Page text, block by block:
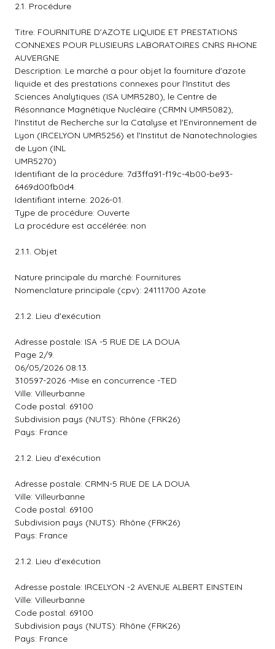
2.1. Procédure
Titre: FOURNITURE D'AZOTE LIQUIDE ET PRESTATIONS
CONNEXES POUR PLUSIEURS LABORATOIRES CNRS RHONE
AUVERGNE
Description: Le marché a pour objet la fourniture d'azote
liquide et des prestations connexes pour l'Institut des
Sciences Analytiques (ISA UMR5280), le Centre de
Résonnance Magnétique Nucléaire (CRMN UMR5082),
l'Institut de Recherche sur la Catalyse et l'Environnement de
Lyon (IRCELYON UMR5256) et l'Institut de Nanotechnologies
de Lyon (INL
UMR5270)
Identifiant de la procédure: 7d3ffa91-f19c-4b00-be93-
6469d00fb0d4.
Identifiant interne: 2026-01.
Type de procédure: Ouverte
La procédure est accélérée: non
2.1.1. Objet
Nature principale du marché: Fournitures
Nomenclature principale (cpv): 24111700 Azote
2.1.2. Lieu d'exécution
Adresse postale: ISA -5 RUE DE LA DOUA
Page 2/9.
06/05/2026 08:13.
310597-2026 -Mise en concurrence -TED
Ville: Villeurbanne
Code postal: 69100
Subdivision pays (NUTS): Rhône (FRK26)
Pays: France
2.1.2. Lieu d'exécution
Adresse postale: CRMN-5 RUE DE LA DOUA
Ville: Villeurbanne
Code postal: 69100
Subdivision pays (NUTS): Rhône (FRK26)
Pays: France
2.1.2. Lieu d'exécution
Adresse postale: IRCELYON -2 AVENUE ALBERT EINSTEIN
Ville: Villeurbanne
Code postal: 69100
Subdivision pays (NUTS): Rhône (FRK26)
Pays: France